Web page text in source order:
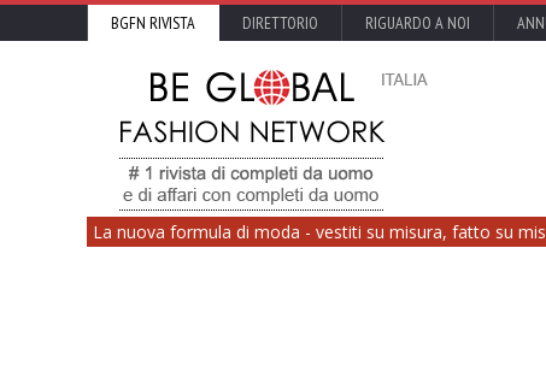
BGFN RIVISTA DIRETTORIO RIGUARDO A NOI
La nuova formula di moda - vestiti su misura, fatto su